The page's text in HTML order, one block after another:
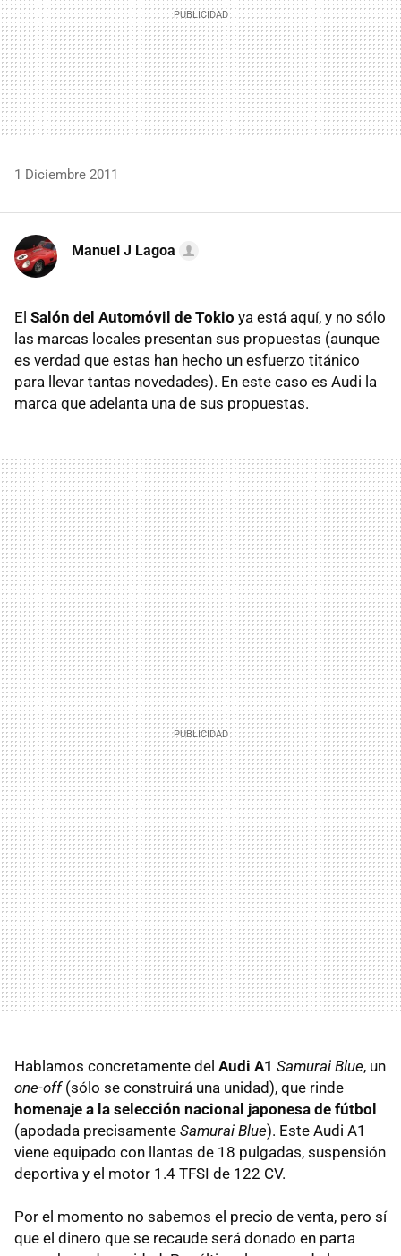
1 Diciembre 2011
Manuel J Lagoa
El Salón del Automóvil de Tokio ya está aquí, y no sólo
las marcas locales presentan sus propuestas (aunque
es verdad que estas han hecho un esfuerzo titánico
para llevar tantas novedades). En este caso es Audi la
marca que adelanta una de sus propuestas.
Hablamos concretamente del Audi A1 Samurai Blue, un
one-off(sólo se construirá una unidad), que rinde
homenaje a la selección nacional japonesa de fútbol
(apodada precisamente Samurai Blue). Este Audi A1
viene equipado con llantas de 18 pulgadas, suspensión
deportiva y el motor 1.4 TFSI de 122 CV.
Por el momento no sabemos el precio de venta, pero sí
que el dinero que se recaude será donado en parta